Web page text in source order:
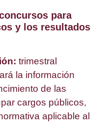
para
y los resultados
trimestral
la información
de las
cargos públicos,
aplicable al